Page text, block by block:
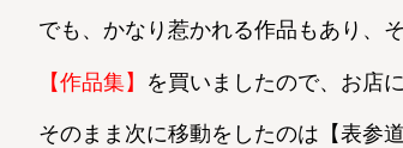
でも、かなり惹かれる作品もあり、
【作品集】 を買いましたので、お店
そのまま次に移動をしたのは【表参道